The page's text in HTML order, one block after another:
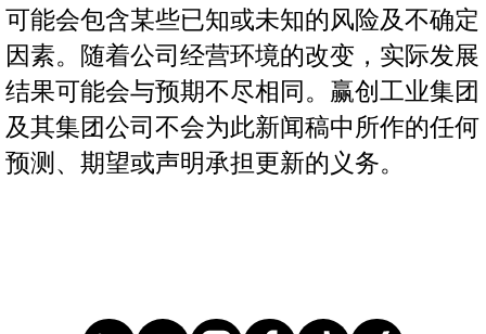
可能会包含某些已知或未知的风险及不确定
因素。随着公司经营环境的改变，实际发展
结果可能会与预期不尽相同。赢创工业集团
及其集团公司不会为此新闻稿中所作的任何
预测、期望或声明承担更新的义务。